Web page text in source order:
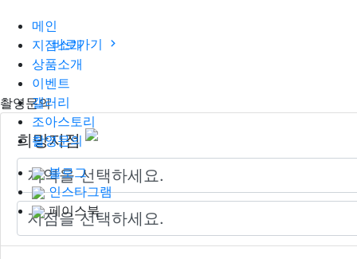
메인
바로가기
지점소개
상품소개
이벤트
갤러리
조아스토리
촬영문의
블로그
인스타그램
페이스북
촬영문의
촬영문의 글쓰기
희망지점필수